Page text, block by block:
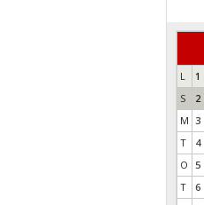
L
1
S
2
M 3
T
4
O 5
T
6